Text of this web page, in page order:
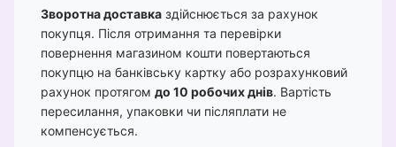
Зворотна доставка здійснюється за рахунок
покупця. Після отримання та перевірки
повернення магазином кошти повертаються
покупцю на банківську картку або розрахунковий
рахунок протягом до 10 робочих днів. Вартість
пересилання, упаковки чи післяплати не
компенсується.